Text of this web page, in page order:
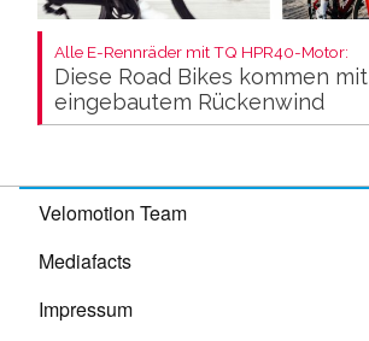
Alle E-Rennräder mit TQ HPR40-Motor:
Diese Road Bikes kommen mit
eingebautem Rückenwind
Velomotion Team
Mediafacts
Impressum